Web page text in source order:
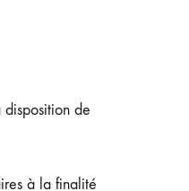
disposition de
à la finalité